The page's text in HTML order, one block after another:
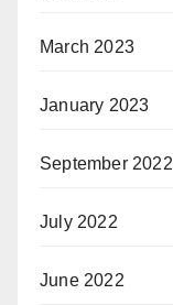
March 2023
January 2023
September 2022
July 2022
June 2022